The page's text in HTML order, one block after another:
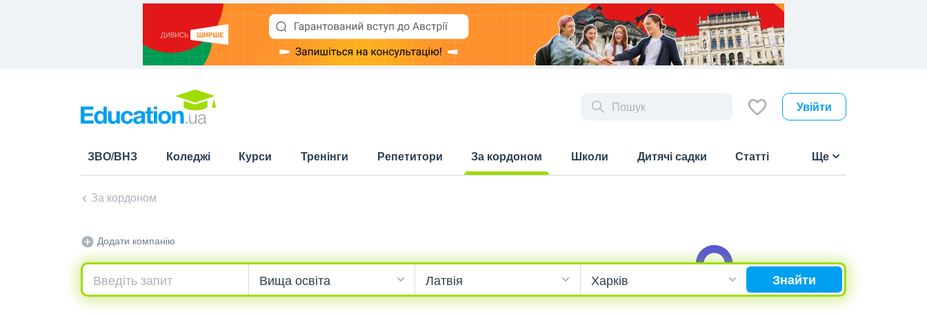
Увійти
ЗВО/ВНЗ Коледжі Курси Тренінги Репетитори
За кордоном
Школи Дитячі садки Статті Ще
За кордоном
Додати компанію
Знайти